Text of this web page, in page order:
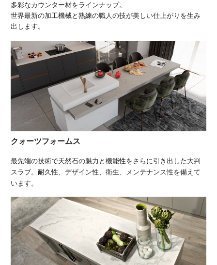
多彩なカウンター材をラインナップ。
世界最新の加工機械と熟練の職人の技が美しい仕上がりを生み
出します。
クォーツフォームス
最先端の技術で天然石の魅力と機能性をさらに引き出した大判
スラブ。耐久性、デザイン性、衛生、メンテナンス性を備えて
います。